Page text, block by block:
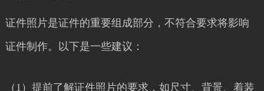
证件照片是证件的重要组成部分，不符合要求将影响
证件制作。以下是一些建议：
（1）提前了解证件照片的要求，如尺寸、背景、着装